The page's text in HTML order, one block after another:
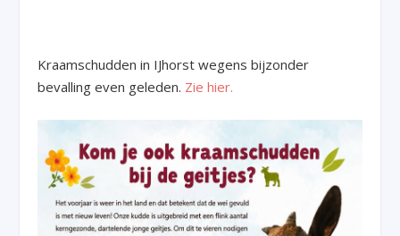
Kraamschudden in IJhorst wegens bijzonder
bevalling even geleden. Zie hier.